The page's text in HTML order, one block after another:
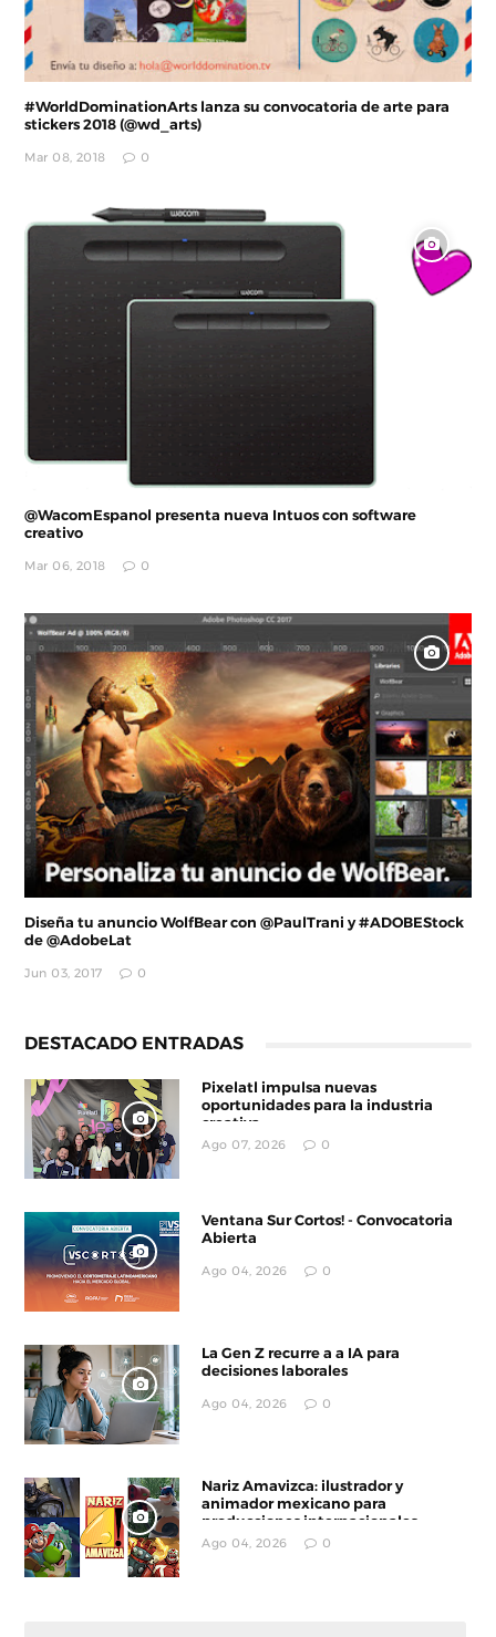
#WorldDominationArts lanza su convocatoria de arte para
stickers 2018 (@wd_arts)
Mar 08, 2018 0
@WacomEspanol presenta nueva Intuos con software
creativo
Mar 06, 2018 0
Diseña tu anuncio WolfBear con @PaulTrani y #ADOBEStock
de @AdobeLat
Jun 03, 2017 0
DESTACADO ENTRADAS
Pixelatl impulsa nuevas
oportunidades para la industria
creativa
Ago 07, 2026 0
Ventana Sur Cortos! - Convocatoria
Abierta
Ago 04, 2026 0
La Gen Z recurre a a IA para
decisiones laborales
Ago 04, 2026 0
Nariz Amavizca: ilustrador y
animador mexicano para
producciones internacionales
Ago 04, 2026 0